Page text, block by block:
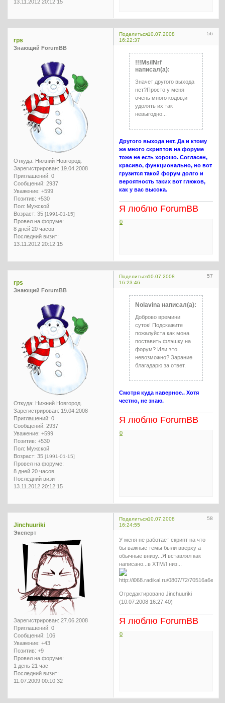
13.11.2012 20:12:15
Поделиться 56
10.07.2008
16:22:37
rps
Знающий ForumBB
Откуда: Нижний Новгород.
Зарегистрирован: 19.04.2008
Приглашений: 0
Сообщений: 2937
Уважение: +599
Позитив: +530
Пол: Мужской
Возраст: 35 [1991-01-15]
Провел на форуме:
8 дней 20 часов
Последний визит:
13.11.2012 20:12:15
!!!Ms/INrf
написал(а):
Значет другого выхода
нет?Просто у меня
очень много кодов,и
удолять их так
невыгодно...
Другого выхода нет. Да и ктому
же много скриптов на форуме
тоже не есть хорошо. Согласен,
красиво, функционально, но вот
грузится такой форум долго и
вероятность таких вот глюков,
как у вас высока.
Я люблю ForumBB
0
Поделиться 57
10.07.2008
16:23:46
rps
Знающий ForumBB
Откуда: Нижний Новгород.
Зарегистрирован: 19.04.2008
Приглашений: 0
Сообщений: 2937
Уважение: +599
Позитив: +530
Пол: Мужской
Возраст: 35 [1991-01-15]
Провел на форуме:
8 дней 20 часов
Последний визит:
13.11.2012 20:12:15
Nolavina написал(а):
Доброво времини
суток! Подскажите
пожалуйста как мона
поставить флэшку на
форум? Или это
невозможно? Зарание
благадарю за ответ.
Смотря куда наверное.. Хотя
честно, не знаю.
Я люблю ForumBB
0
Поделиться 58
10.07.2008
16:24:55
Jinchuuriki
Эксперт
Зарегистрирован: 27.06.2008
Приглашений: 0
Сообщений: 106
Уважение: +43
Позитив: +9
Провел на форуме:
1 день 21 час
Последний визит:
11.07.2009 00:10:32
У меня не работает скрипт на что
бы важные темы были вверху а
обычные внизу...Я вставлял как
написано...в ХТМЛ низ...
Отредактировано Jinchuuriki
(10.07.2008 16:27:40)
Я люблю ForumBB
0